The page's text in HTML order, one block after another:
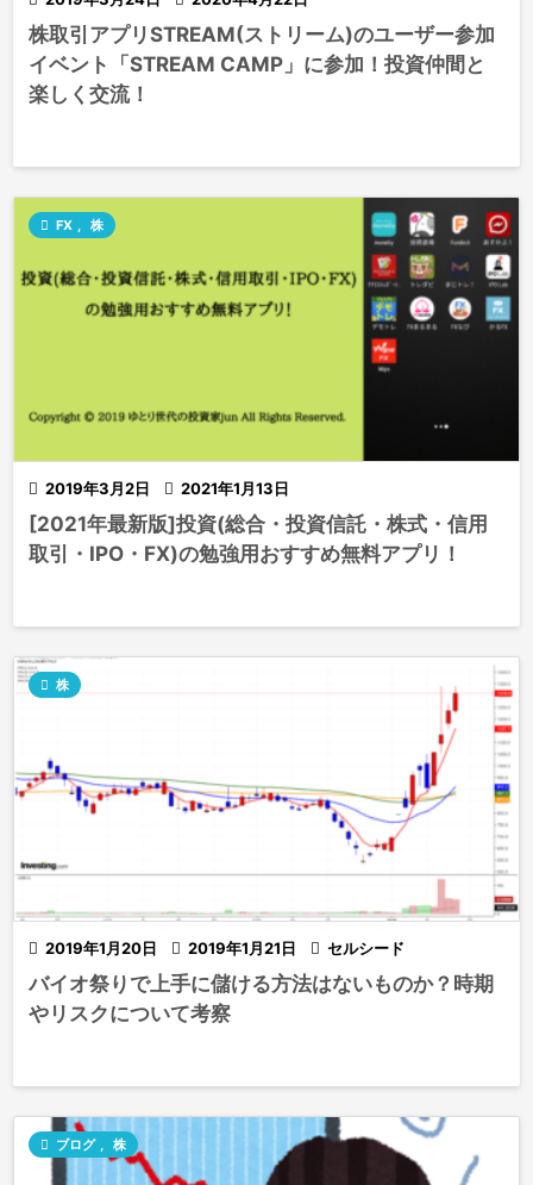
株取引アプリSTREAM(ストリーム)のユーザー参加
イベント「STREAM CAMP」に参加！投資仲間と
楽しく交流！
 2019年3月2日  2021年1月13日
 FX , 株
[2021年最新版]投資(総合・投資信託・株式・信用
取引・IPO・FX)の勉強用おすすめ無料アプリ！
 2019年1月20日  2019年1月21日
 株
 セルシード
バイオ祭りで上手に儲ける方法はないものか？時期
やリスクについて考察
 ブログ 株